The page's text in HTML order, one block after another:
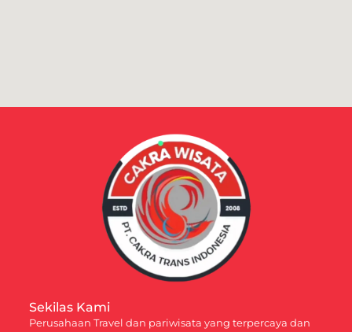
Sekilas Kami
Perusahaan Travel dan pariwisata yang terpercaya dan